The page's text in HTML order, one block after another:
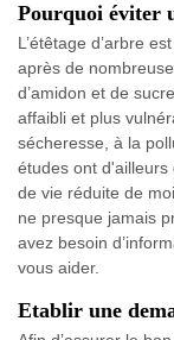
Pourquoi éviter
L’étêtage d’arbre
après de
d’amidon et de
affaibli et plus
sécheresse, à la
études ont
de vie réduite de
ne presque jamais
avez besoin
vous aider.
Etablir une